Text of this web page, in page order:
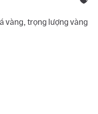
vàng, trọng lượng vàng